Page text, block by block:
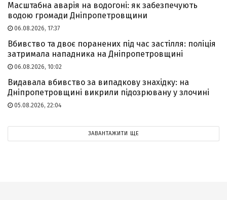
Масштабна аварія на водогоні: як забезпечують
водою громади Дніпропетровщини
06.08.2026, 17:37
Вбивство та двоє поранених під час застілля: поліція
затримала нападника на Дніпропетровщині
06.08.2026, 10:02
Видавала вбивство за випадкову знахідку: на
Дніпропетровщині викрили підозрювану у злочині
05.08.2026, 22:04
ЗАВАНТАЖИТИ ЩЕ